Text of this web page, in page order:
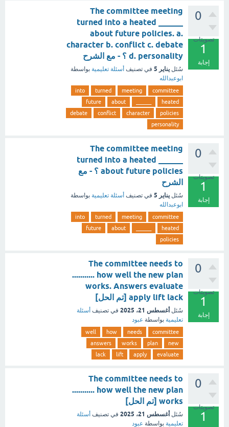
0
تصويتات
1
إجابة
The committee meeting
turned into a heated ______
about future policies. a.
character b. conflict c. debate
d. personality ؟ - مع الشرح
سُئل يناير 5 في تصنيف أسئلة تعليمية بواسطة
ابوعبدالله
committee
meeting
turned
into
heated
about
future
policies
character
conflict
debate
personality
0
تصويتات
1
إجابة
The committee meeting
turned into a heated ______
about future policies ؟ - مع
الشرح
سُئل يناير 5 في تصنيف أسئلة تعليمية بواسطة
ابوعبدالله
committee
meeting
turned
into
heated
about
future
policies
0
تصويتات
1
إجابة
The committee needs to
........... how well the new plan
works. Answers evaluate
apply lift lack [تم الحل]
سُئل أغسطس 21، 2025 في تصنيف أسئلة
تعليمية بواسطة عبود
committee
needs
how
well
new
plan
works
answers
evaluate
apply
lift
lack
0
تصويتات
1
The committee needs to
........... how well the new plan
works [تم الحل]
سُئل أغسطس 21، 2025 في تصنيف أسئلة
تعليمية بواسطة عبود